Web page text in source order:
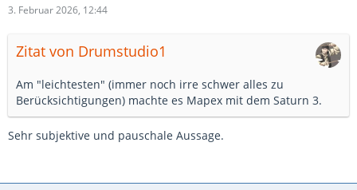
3. Februar 2026, 12:44
Zitat von Drumstudio1
Am "leichtesten" (immer noch irre schwer alles zu
Berücksichtigungen) machte es Mapex mit dem Saturn 3.
Sehr subjektive und pauschale Aussage.